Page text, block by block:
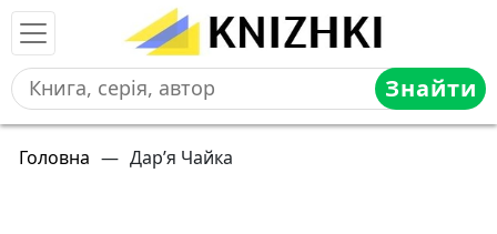
Знайти
Головна — Дар’я Чайка